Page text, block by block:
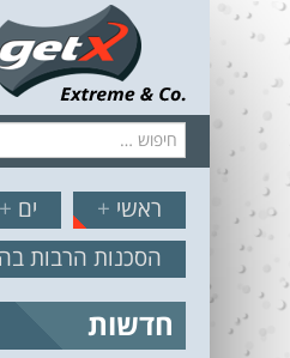
חיפוש
תפריט
דלג לתוכן
ראשי + ים +
הסכנות הרבות
חדשות